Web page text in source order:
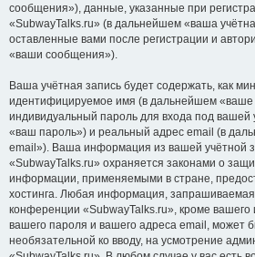
сообщения»), данные, указанные при
«SubwayTalks.ru» (в дальнейшем «ваша
оставленные вами после регистрации и
«ваши сообщения»).
Ваша учётная запись будет содержать, как
идентифицируемое имя (в дальнейшем «ваше
индивидуальный пароль для входа под вашей
«ваш пароль») и реальный адрес email (в
email»). Ваша информация из вашей учётной
«SubwayTalks.ru» охраняется законами о
информации, применяемыми в стране,
хостинга. Любая информация, запрашиваемая
конференции «SubwayTalks.ru», кроме вашего
вашего пароля и вашего адреса email, может
необязательной ко вводу, на усмотрение